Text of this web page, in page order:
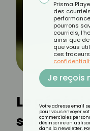
Le
santé ?
Prisma
des
pourrons
courriels,
ainsi que
que vous
ces
Je reçois
Votre adresse email
pour vous envoyer
commerciales
désinscrire en
dans la newsletter.